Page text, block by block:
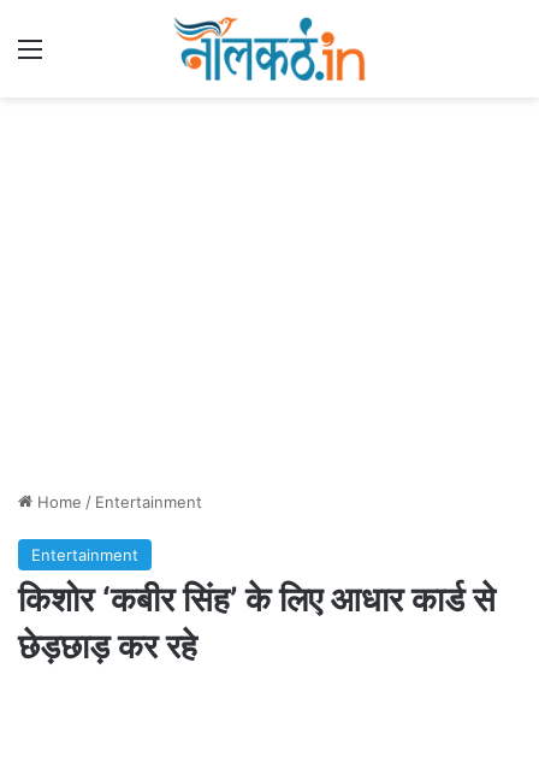
Home / Entertainment
Entertainment
किशोर ‘कबीर सिंह’ के लिए आधार कार्ड से
छेड़छाड़ कर रहे